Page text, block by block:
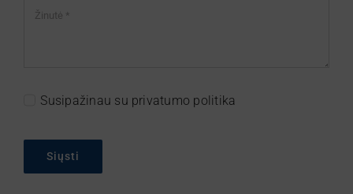
Susipažinau su privatumo politika
Siųsti